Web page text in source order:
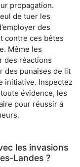
propagation.
de tuer les
des
contre ces bêtes
Même les
des réactions
des punaises de lit
initiative. Inspectez
évidence, les
pour réussir à
les invasions
Landes ?